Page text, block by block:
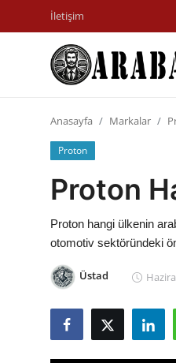
İletişim
Markalar
Motosiklet
Öneriler
Paketler
Anasayfa Markalar
Proton
Proton
Proton hangi ülkenin
otomotiv sektöründeki
Üstad